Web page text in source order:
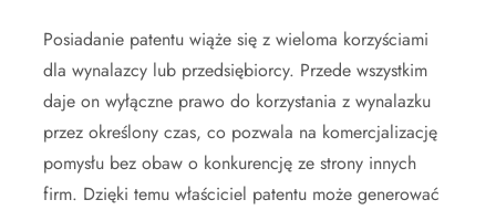
Posiadanie patentu wiąże się z wieloma korzyściami
dla wynalazcy lub przedsiębiorcy. Przede wszystkim
daje on wyłączne prawo do korzystania z wynalazku
przez określony czas, co pozwala na komercjalizację
pomysłu bez obaw o konkurencję ze strony innych
firm. Dzięki temu właściciel patentu może generować